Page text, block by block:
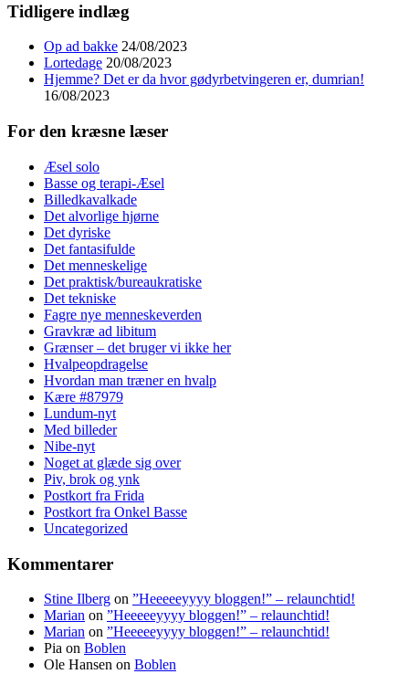
Tidligere indlæg
Op ad bakke 24/08/2023
Lortedage 20/08/2023
Hjemme? Det er da hvor gødyrbetvingeren er, dumrian!
16/08/2023
For den kræsne læser
Æsel solo
Basse og terapi-Æsel
Billedkavalkade
Det alvorlige hjørne
Det dyriske
Det fantasifulde
Det menneskelige
Det praktisk/bureaukratiske
Det tekniske
Fagre nye menneskeverden
Gravkræ ad libitum
Grænser – det bruger vi ikke her
Hvalpeopdragelse
Hvordan man træner en hvalp
Kære #87979
Lundum-nyt
Med billeder
Nibe-nyt
Noget at glæde sig over
Piv, brok og ynk
Postkort fra Frida
Postkort fra Onkel Basse
Uncategorized
Kommentarer
Stine Ilberg on ”Heeeeeyyyy bloggen!” – relaunchtid!
Marian on ”Heeeeeyyyy bloggen!” – relaunchtid!
Marian on ”Heeeeeyyyy bloggen!” – relaunchtid!
Pia on Boblen
Ole Hansen on Boblen